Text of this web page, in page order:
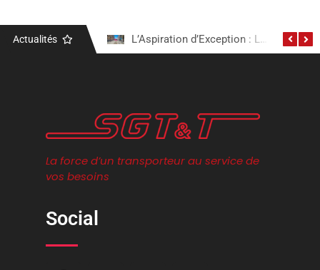
Actualités L’Aspiration d’Exception : Le Camion Excavation Aspiratrice
La force d’un transporteur au service de
vos besoins
Social